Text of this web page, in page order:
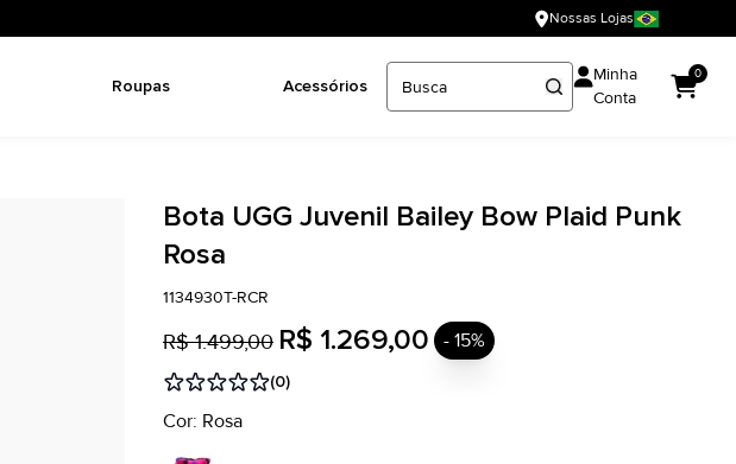
Nossas Lojas
Roupas Acessórios
Minha
Conta
0
Bota UGG Juvenil Bailey Bow Plaid Punk
Rosa
1134930T-RCR
R$ 1.499,00 R$ 1.269,00 - 15%
(0)
Cor: Rosa